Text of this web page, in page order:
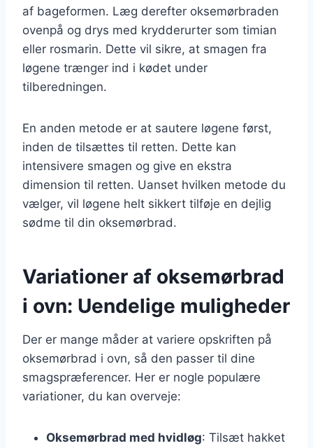
af bageformen. Læg derefter oksemørbraden
ovenpå og drys med krydderurter som timian
eller rosmarin. Dette vil sikre, at smagen fra
løgene trænger ind i kødet under
tilberedningen.
En anden metode er at sautere løgene først,
inden de tilsættes til retten. Dette kan
intensivere smagen og give en ekstra
dimension til retten. Uanset hvilken metode du
vælger, vil løgene helt sikkert tilføje en dejlig
sødme til din oksemørbrad.
Variationer af oksemørbrad
i ovn: Uendelige muligheder
Der er mange måder at variere opskriften på
oksemørbrad i ovn, så den passer til dine
smagspræferencer. Her er nogle populære
variationer, du kan overveje:
Oksemørbrad med hvidløg: Tilsæt hakket